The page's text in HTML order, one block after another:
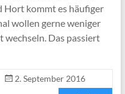
Hort kommt es häufiger
wollen gerne weniger
wechseln. Das passiert
2. September 2016